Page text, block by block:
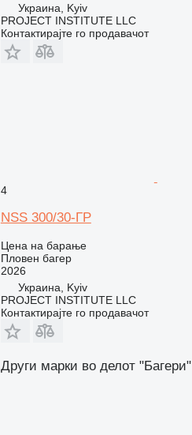
Украина, Kyiv
PROJECT INSTITUTE LLC
Контактирајте го продавачот
4
NSS 300/30-ГР
Цена на барање
Пловен багер
2026
Украина, Kyiv
PROJECT INSTITUTE LLC
Контактирајте го продавачот
Други марки во делот "Багери"